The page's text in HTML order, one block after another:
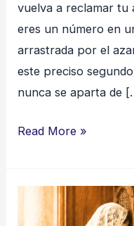
vuelva a reclamar tu
eres un número en
arrastrada por el
este preciso
nunca se aparta de
Read More »
Caridad